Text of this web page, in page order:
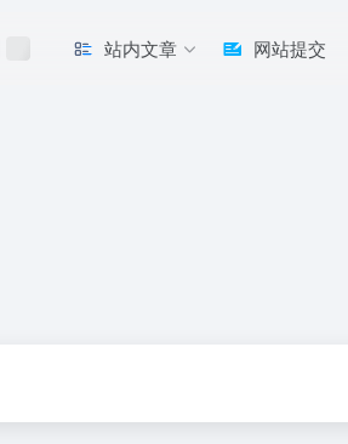
站内文章 网站提交